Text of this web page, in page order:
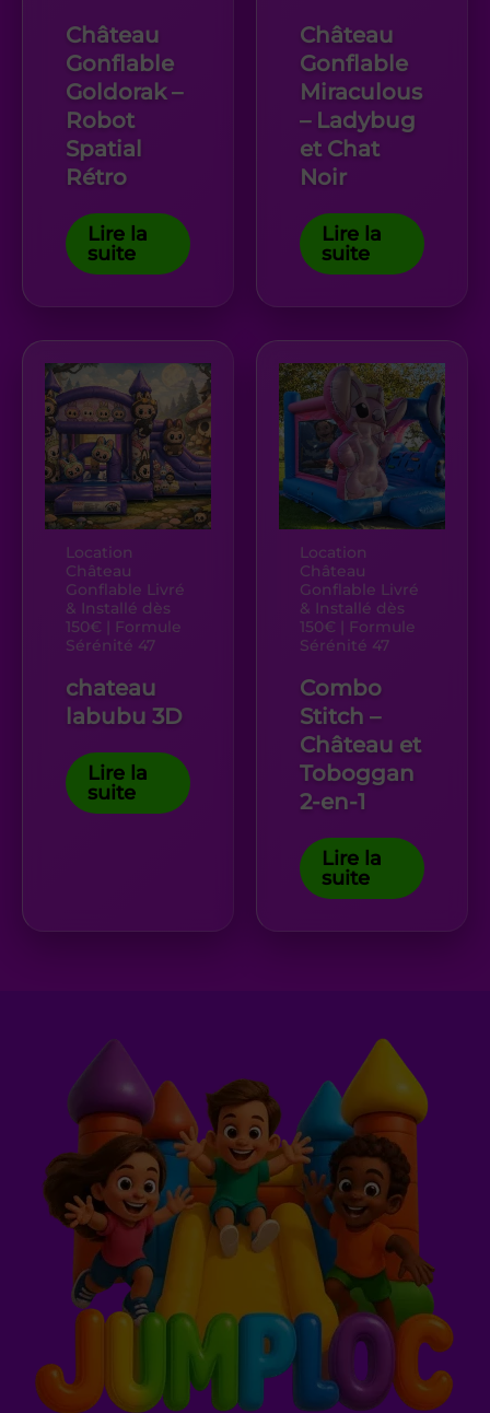
Château
Gonflable
Goldorak –
Robot
Spatial
Rétro
Lire la
suite
Château
Gonflable
Miraculous
– Ladybug
et Chat
Noir
Lire la
suite
Location
Château
Gonflable Livré
& Installé dès
150€ | Formule
Sérénité 47
chateau
labubu 3D
Lire la
suite
Location
Château
Gonflable Livré
& Installé dès
150€ | Formule
Sérénité 47
Combo
Stitch –
Château et
Toboggan
2-en-1
Lire la
suite